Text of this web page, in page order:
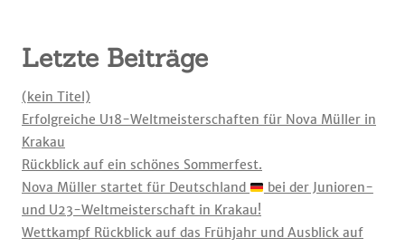
Letzte Beiträge
(kein Titel)
Erfolgreiche U18-Weltmeisterschaften für Nova Müller in
Krakau
Rückblick auf ein schönes Sommerfest.
Nova Müller startet für Deutschland
bei der Junioren-
und U23-Weltmeisterschaft in Krakau!
Wettkampf Rückblick auf das Frühjahr und Ausblick auf